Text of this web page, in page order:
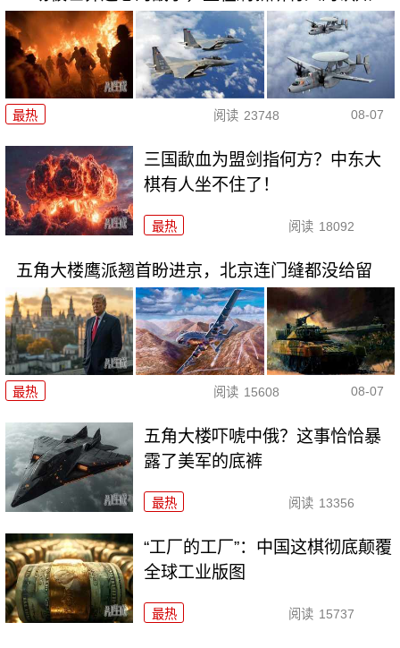
最热 阅读 23748 08-07
三国歃血为盟剑指何方？中东大
棋有人坐不住了！
最热 阅读 18092
五角大楼鹰派翘首盼进京，北京连门缝都没给留
最热 阅读 15608 08-07
五角大楼吓唬中俄？这事恰恰暴
露了美军的底裤
最热 阅读 13356
“工厂的工厂”：中国这棋彻底颠覆
全球工业版图
最热 阅读 15737